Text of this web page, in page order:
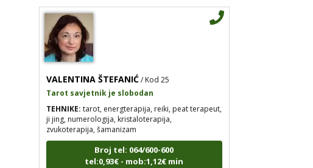
VALENTINA ŠTEFANIĆ
/ Kod 25
Tarot savjetnik je slobodan
tarot, energterapija, reiki, peat terapeut,
ji jing, numerologija, kristaloterapija,
zvukoterapija, šamanizam
Broj tel: 064/600-600
tel:0,93€ - mob:1,12€ min